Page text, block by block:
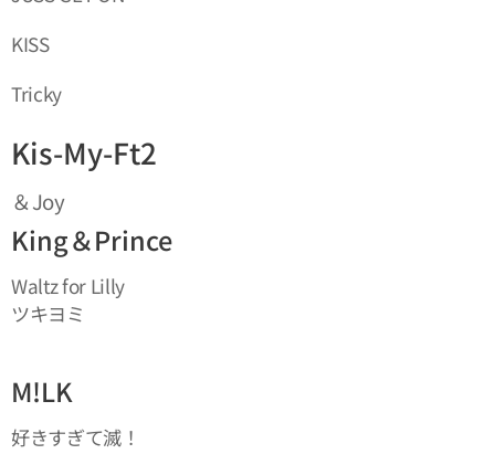
KISS
Tricky
Kis-My-Ft2
＆Joy
King＆Prince
Waltz for Lilly
ツキヨミ
M!LK
好きすぎて滅！